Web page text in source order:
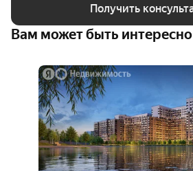
Получить
Вам может быть интересно